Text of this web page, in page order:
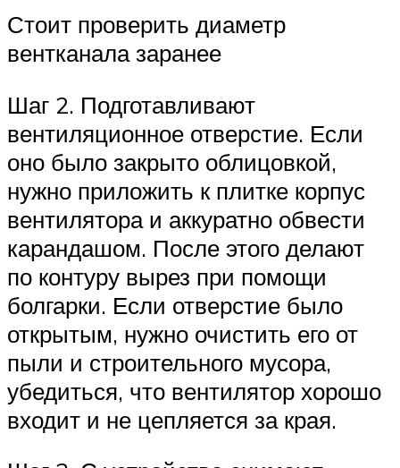
Стоит проверить диаметр
вентканала заранее
Шаг 2. Подготавливают
вентиляционное отверстие. Если
оно было закрыто облицовкой,
нужно приложить к плитке корпус
вентилятора и аккуратно обвести
карандашом. После этого делают
по контуру вырез при помощи
болгарки. Если отверстие было
открытым, нужно очистить его от
пыли и строительного мусора,
убедиться, что вентилятор хорошо
входит и не цепляется за края.